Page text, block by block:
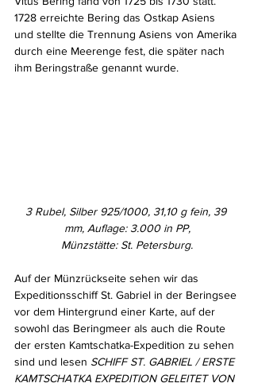
1728 erreichte Bering das Ostkap Asiens
und stellte die Trennung Asiens von Amerika
durch eine Meerenge fest, die später nach
ihm Beringstraße genannt wurde.
3 Rubel, Silber 925/1000, 31,10 g fein, 39
mm, Auflage: 3.000 in PP,
Münzstätte: St. Petersburg.
Auf der Münzrückseite sehen wir das
Expeditionsschiff St. Gabriel in der Beringsee
vor dem Hintergrund einer Karte, auf der
sowohl das Beringmeer als auch die Route
der ersten Kamtschatka-Expedition zu sehen
sind und lesen SCHIFF ST. GABRIEL / ERSTE
KAMTSCHATKA EXPEDITION GELEITET VON